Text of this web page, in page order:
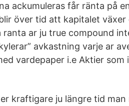
ackumuleras får ränta på
över tid att kapitalet växer
ranta ar ju true compound
avkastning varje ar
vardepaper i.e Aktier som
kraftigare ju längre tid man